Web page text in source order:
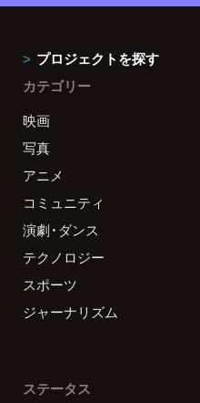
プロジェクトを探す
カテゴリー
映画
写真
アニメ
コミュニティ
演劇・ダンス
テクノロジー
スポーツ
ジャーナリズム
ステータス